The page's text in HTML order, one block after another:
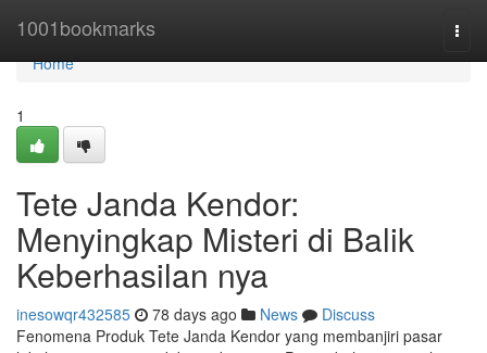
1001bookmarks
Home
Home
1
Tete Janda Kendor:
Menyingkap Misteri di Balik
Keberhasilan nya
inesowqr432585 78 days ago News
Discuss
Fenomena Produk Tete Janda Kendor yang membanjiri pasar